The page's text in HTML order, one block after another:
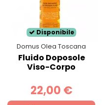
Disponibile
Domus Olea Toscana
Fluido Doposole
Viso-Corpo
22,00 €